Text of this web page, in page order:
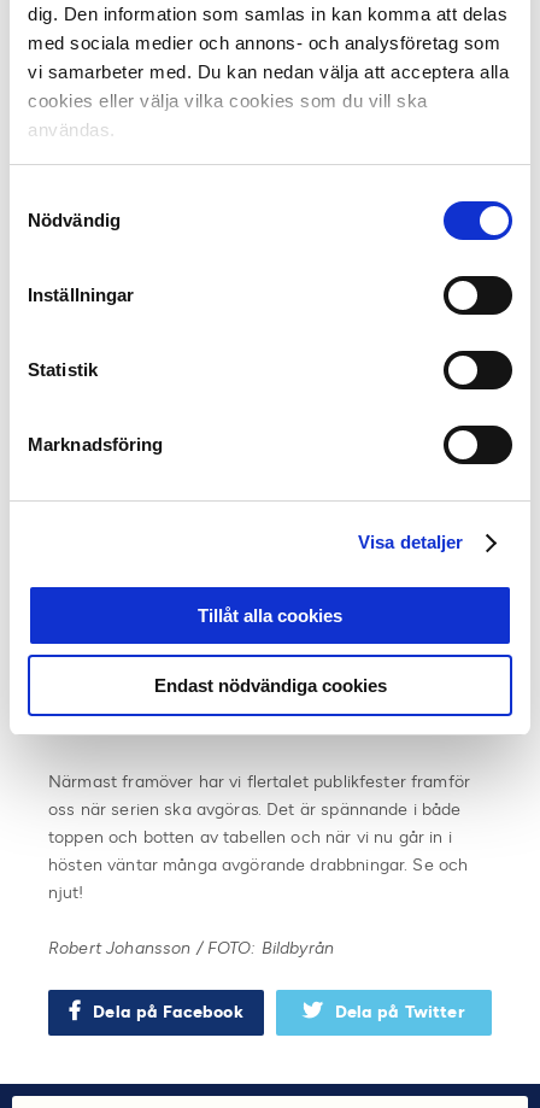
dig. Den information som samlas in kan komma att delas
med sociala medier och annons- och analysföretag som
vi samarbeter med. Du kan nedan välja att acceptera alla
cookies eller välja vilka cookies som du vill ska
användas.
Nödvändig
Inställningar
Statistik
Marknadsföring
Visa detaljer
Tillåt alla cookies
Endast nödvändiga cookies
Den inbjudna pressen tog upp frågan om hur Malmös
framgångar i Europa påverkar Allsvenskan och de andra
klubbarna.
Dagens tabell visar att det inte ens är säkert att Malmö
spelar i Europa nästa år. Har vi den tabellen så är det
framgångar som MFF har haft, till exempel genom att
landet får en högre rankning och att det då blir lättare
av den svenska fotbollsekonomin och redovisnings- och
konsultföretaget ser säsongens publikökning som mer
– Publiksnittet minskade mellan åren 2013 och 2014
men får ett rejält uppsving nu under 2015. Även om
matchdagsintäkterna är en relativt liten del av de totala
intäkter även i de andra intäktsslagen, säger Andreas
Närmast framöver har vi flertalet publikfester framför
oss när serien ska avgöras. Det är spännande i både
toppen och botten av tabellen och när vi nu går in i
hösten väntar många avgörande drabbningar. Se och
njut!
Robert Johansson / FOTO: Bildbyrån
Dela på Facebook Dela på Twitter